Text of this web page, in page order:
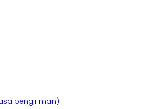
pengiriman)